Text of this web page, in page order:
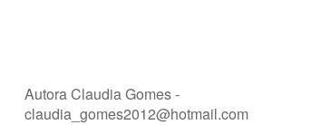
Autora Claudia Gomes -
claudia_gomes2012@hotmail.com